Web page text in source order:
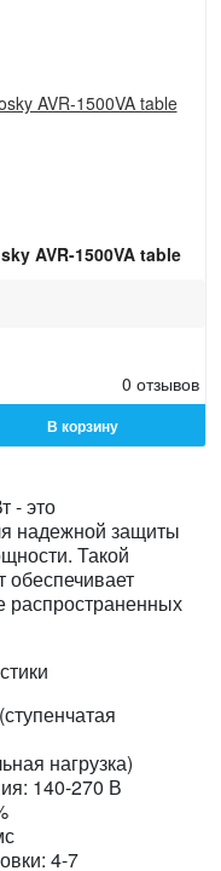
AVR-1500VA table
0 отзывов
В корзину
- это
надежной защиты
Такой
обеспечивает
распространенных
нагрузка)
140-270 В
4-7